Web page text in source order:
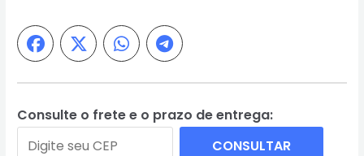
Consulte o frete e o prazo de entrega:
CONSULTAR